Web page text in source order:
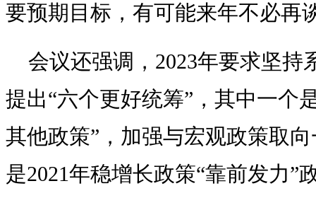
要预期目标，有可能来年不必再
会议还强调，2023年要求坚持
提出“六个更好统筹”，其中一个
其他政策”，加强与宏观政策取
是2021年稳增长政策“靠前发力”